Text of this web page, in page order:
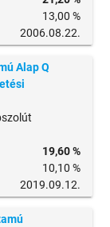
13,00 %
2006.08.22.
Alap Q
19,60 %
10,10 %
2019.09.12.